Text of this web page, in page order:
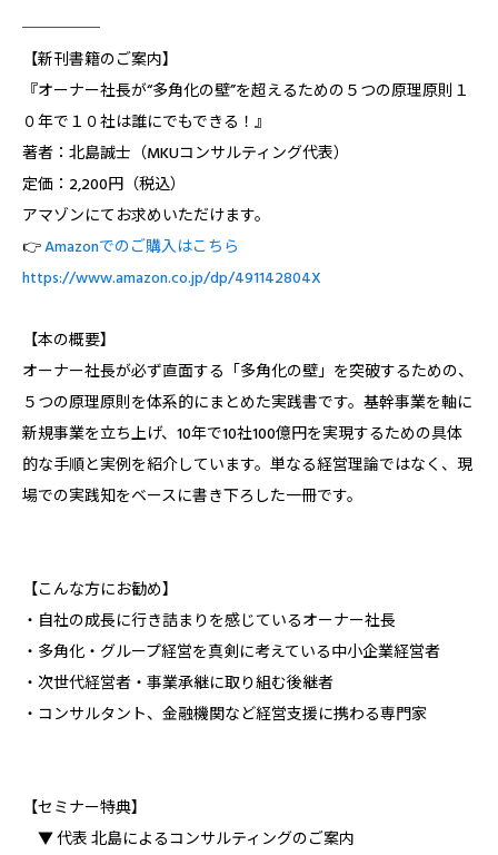
─────
【新刊書籍のご案内】
『オーナー社長が“多角化の壁”を超えるための５つの原理原則――１
０年で１０社は誰にでもできる！』
著者：北島誠士（MKUコンサルティング代表）
定価：2,200円（税込）
アマゾンにてお求めいただけます。
👉Amazonでのご購入はこちら
https://www.amazon.co.jp/dp/491142804X
【本の概要】
オーナー社長が必ず直面する「多角化の壁」を突破するための、
５つの原理原則を体系的にまとめた実践書です。基幹事業を軸に
新規事業を立ち上げ、10年で10社100億円を実現するための具体
的な手順と実例を紹介しています。単なる経営理論ではなく、現
場での実践知をベースに書き下ろした一冊です。
【こんな方にお勧め】
・自社の成長に行き詰まりを感じているオーナー社長
・多角化・グループ経営を真剣に考えている中小企業経営者
・次世代経営者・事業承継に取り組む後継者
・コンサルタント、金融機関など経営支援に携わる専門家
【セミナー特典】
▼ 代表 北島によるコンサルティングのご案内